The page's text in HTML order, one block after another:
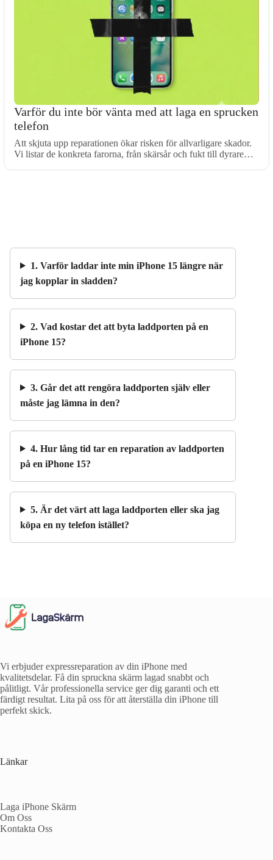
Varför du inte bör vänta med att laga en sprucken
telefon
Att skjuta upp reparationen ökar risken för allvarligare skador.
Vi listar de konkreta farorna, från skärsår och fukt till dyrare…
1. Varför laddar inte min iPhone 15 längre när
jag kopplar in sladden?
2. Vad kostar det att byta laddporten på en
iPhone 15?
3. Går det att rengöra laddporten själv eller
måste jag lämna in den?
4. Hur lång tid tar en reparation av laddporten
på en iPhone 15?
5. Är det värt att laga laddporten eller ska jag
köpa en ny telefon istället?
Vi erbjuder expressreparation av din iPhone med
kvalitetsdelar. Få din spruckna skärm lagad snabbt och
pålitligt. Vår professionella service ger dig garanti och ett
färdigt resultat. Lita på oss för att återställa din iPhone till
perfekt skick.
Länkar
Laga iPhone Skärm
Om Oss
Kontakta Oss